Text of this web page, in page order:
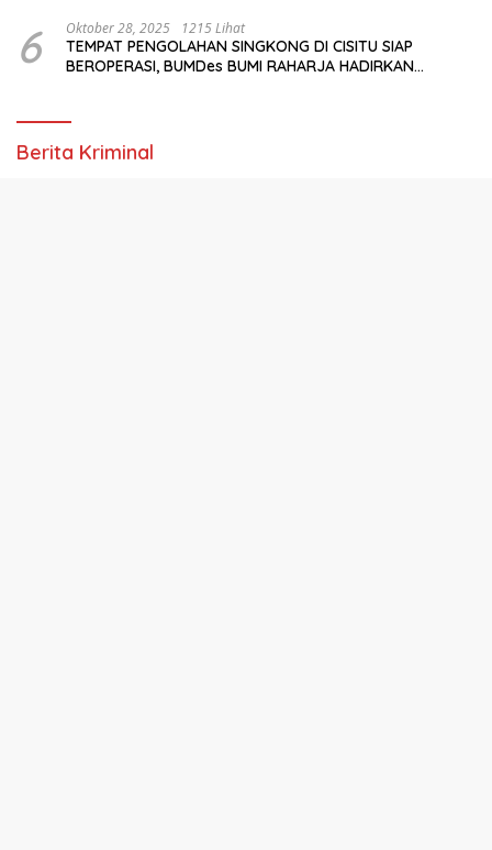
6 Oktober 28, 2025 1215 Lihat
TEMPAT PENGOLAHAN SINGKONG DI CISITU SIAP
BEROPERASI, BUMDes BUMI RAHARJA HADIRKAN
Berita Kriminal